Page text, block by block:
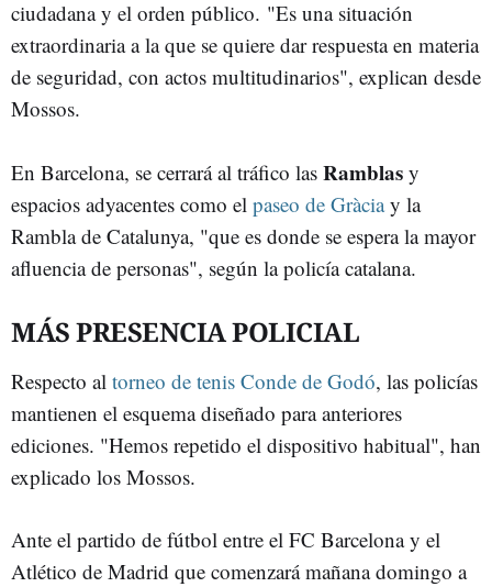
ciudadana y el orden público. "Es una situación
extraordinaria a la que se quiere dar respuesta en materia
de seguridad, con actos multitudinarios", explican desde
Mossos.
En Barcelona, se cerrará al tráfico las Ramblas y
espacios adyacentes como el paseo de Gràciay la
Rambla de Catalunya, "que es donde se espera la mayor
afluencia de personas", según la policía catalana.
MÁS PRESENCIA POLICIAL
Respecto al torneo de tenis Conde de Godó, las policías
mantienen el esquema diseñado para anteriores
ediciones. "Hemos repetido el dispositivo habitual", han
explicado los Mossos.
Ante el partido de fútbol entre el FC Barcelona y el
Atlético de Madrid que comenzará mañana domingo a